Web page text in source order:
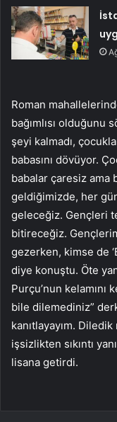
Roman
bağımlısı olduğunu
şeyi kalmadı,
babasını dövüyor.
babalar çaresiz ama
geldiğimizde, her
geleceğiz. Gençleri
bitireceğiz.
gezerken, kimse de
diye konuştu. Öte
Purçu’nun kelamını
bile dilemediniz”
kanıtlayayım.
işsizlikten sıkıntı
lisana getirdi.